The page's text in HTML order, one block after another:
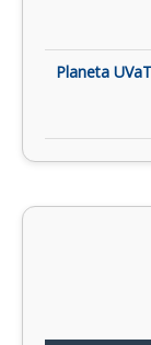
Planeta